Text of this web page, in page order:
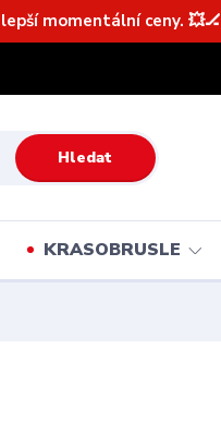
momentální ceny. 💥🏒
Hledat
KRASOBRUSLE